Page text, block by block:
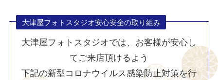
大津屋フォトスタジオ安心安全の取り組み
大津屋フォトスタジオでは、お客様が安心し
てご来店頂けるよう
下記の新型コロナウイルス感染防止対策を行